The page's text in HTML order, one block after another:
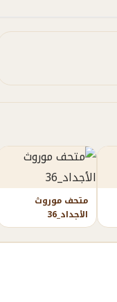
متحف موروث
الأجداد_36